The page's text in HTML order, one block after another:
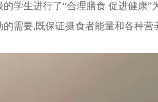
学生进行了“合理膳食 促进健康”
要,既保证摄食者能量和各种营